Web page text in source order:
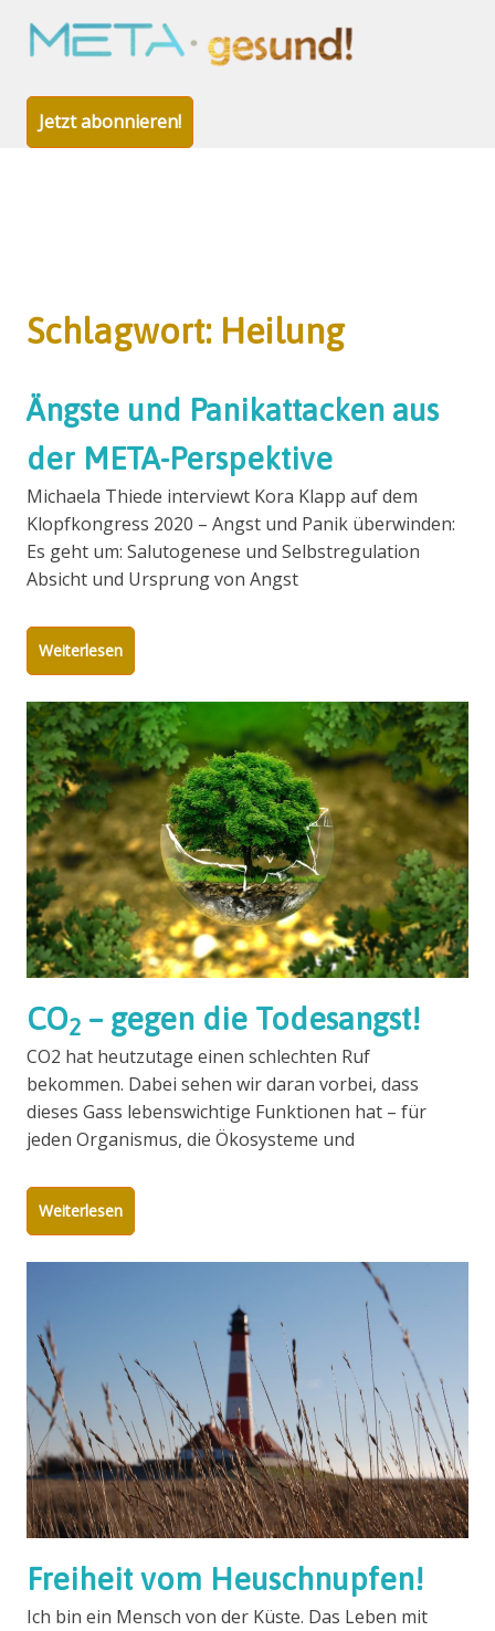
Inhalt
springen
Jetzt abonnieren!
Schlagwort: Heilung
Ängste und Panikattacken aus
der META-Perspektive
Michaela Thiede interviewt Kora Klapp auf dem
Klopfkongress 2020 – Angst und Panik überwinden:
Es geht um: Salutogenese und Selbstregulation
Absicht und Ursprung von Angst
Weiterlesen
CO2 – gegen die Todesangst!
CO2 hat heutzutage einen schlechten Ruf
bekommen. Dabei sehen wir daran vorbei, dass
dieses Gass lebenswichtige Funktionen hat – für
jeden Organismus, die Ökosysteme und
Weiterlesen
Freiheit vom Heuschnupfen!
Ich bin ein Mensch von der Küste. Das Leben mit